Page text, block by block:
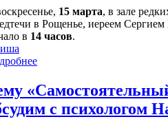
15 марта, в зале
в Рощенье, иереем
в 14 часов.
с психологом